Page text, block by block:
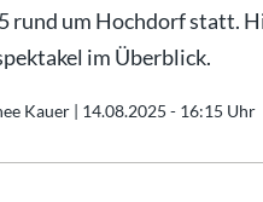
rund um Hochdorf statt.
im Überblick.
Kauer | 14.08.2025 - 16:15 Uhr